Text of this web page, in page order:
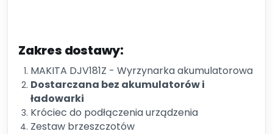
Zakres dostawy:
MAKITA DJV181Z - Wyrzynarka akumulatorowa
Dostarczana bez akumulatorów i
ładowarki
Króciec do podłączenia urządzenia
Zestaw brzeszczotów